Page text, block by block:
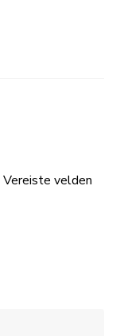
Vereiste velden